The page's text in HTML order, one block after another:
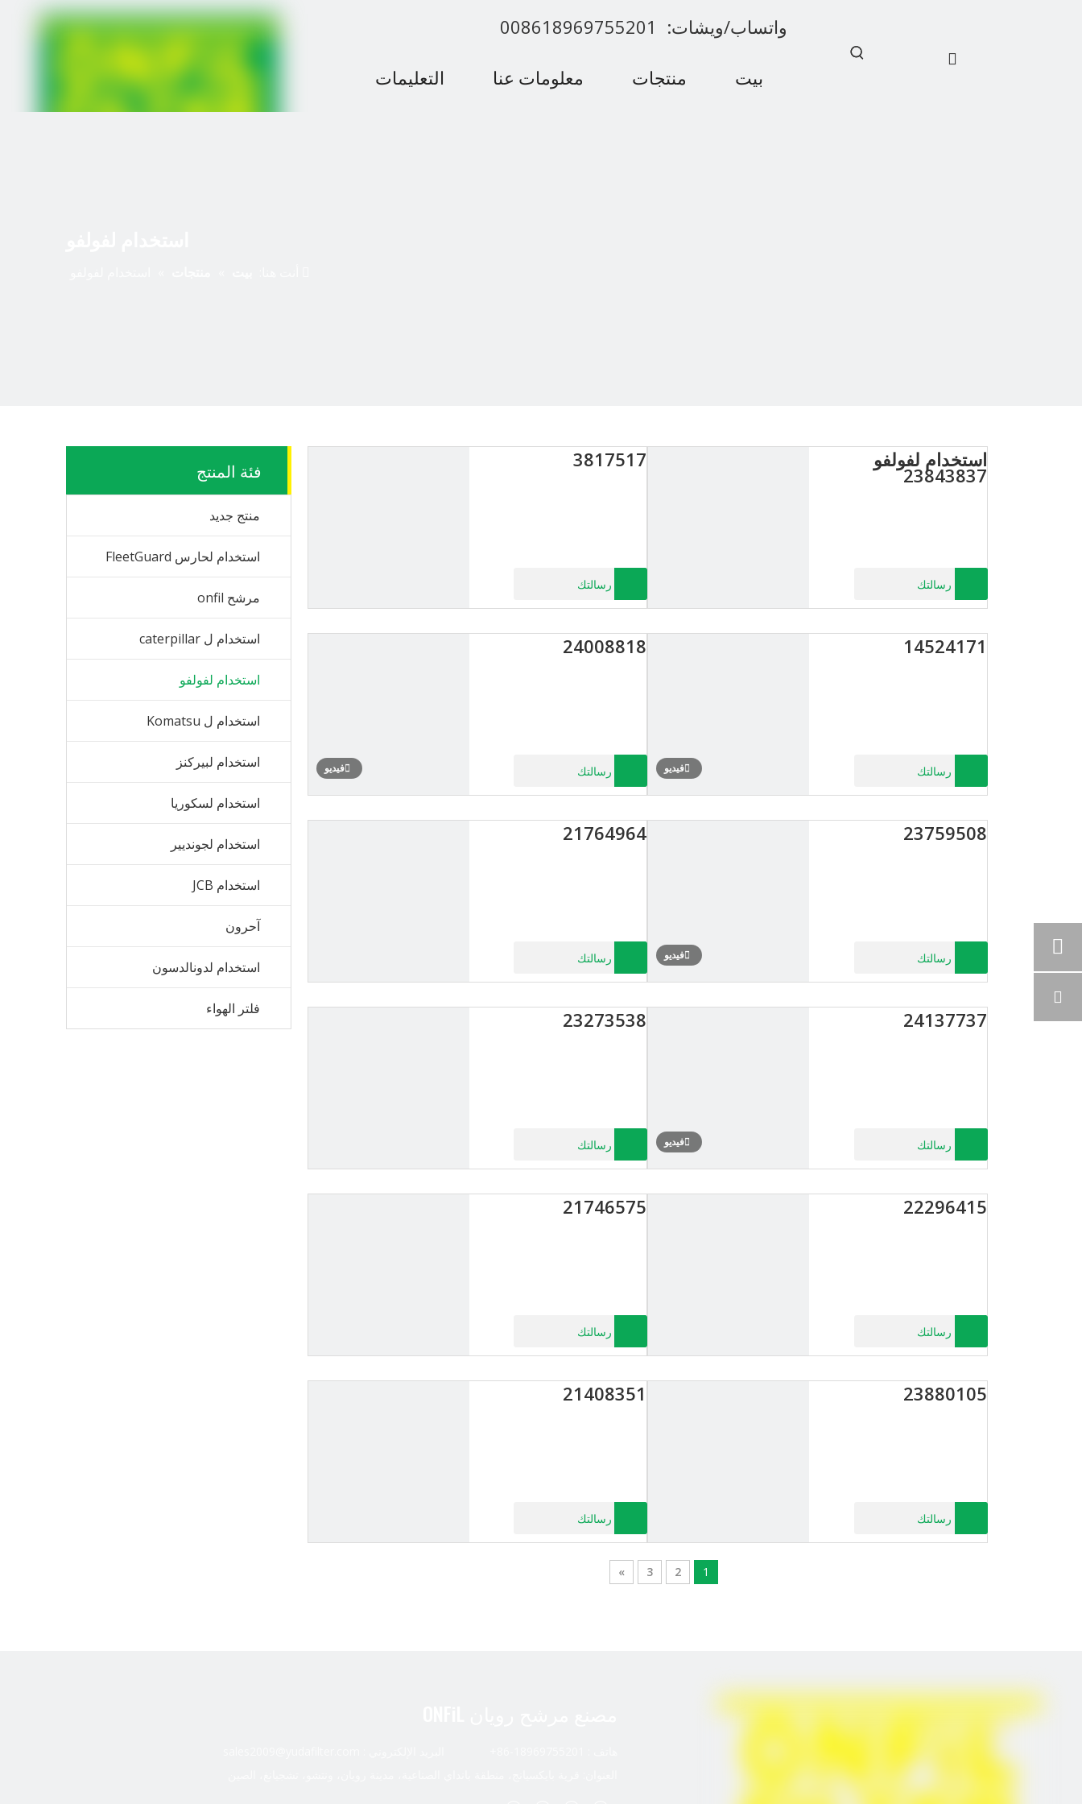
واتساب/ويشات: 008618969755201
بيت منتجات معلومات عنا
التعليمات
فئة المنتج
منتج جديد
استخدام لحارس FleetGuard
مرشح onfil
استخدام ل caterpillar
استخدام لفولفو
استخدام ل Komatsu
استخدام لبيركنز
استخدام لسكوريا
استخدام لجونديير
استخدام JCB
آحرون
استخدام لدونالدسون
فلتر الهواء
استخدام لفولفو
23843837
رسالتك
3817517
رسالتك
فيديو
14524171
رسالتك فيديو
24008818
رسالتك
فيديو
23759508
رسالتك
21764964
رسالتك
فيديو
24137737
رسالتك
23273538
رسالتك
22296415
رسالتك
21746575
رسالتك
23880105
رسالتك
21408351
رسالتك
1
2
3
»